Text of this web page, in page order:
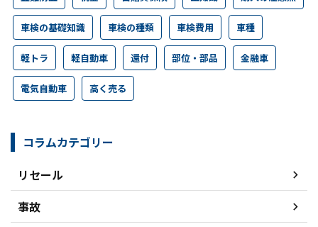
車検の基礎知識 車検の種類 車検費用 車種
軽トラ 軽自動車 還付 部位・部品 金融車
電気自動車 高く売る
コラムカテゴリー
リセール
事故